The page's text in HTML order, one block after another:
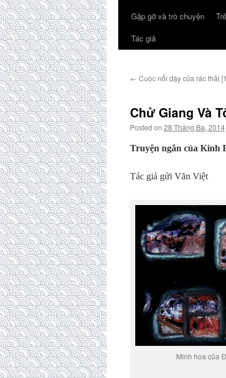
Gặp gỡ và trò chuyện
Tác giả
← Cuộc nổi dậy của rác thải
Chử Giang Và
Posted on 28 Tháng Ba, 2014
Truyện ngắn của Kinh
Tác giả gửi Văn Việt
Minh họa của